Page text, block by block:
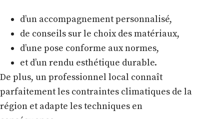
d’un accompagnement personnalisé,
de conseils sur le choix des matériaux,
d’une pose conforme aux normes,
et d’un rendu esthétique durable.
De plus, un professionnel local connaît
parfaitement les contraintes climatiques de la
région et adapte les techniques en